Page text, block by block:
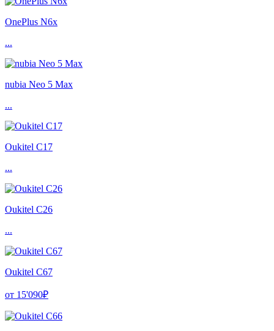
OnePlus N6x
...
nubia Neo 5 Max
...
Oukitel C17
...
Oukitel C26
...
Oukitel C67
от 15'090₽